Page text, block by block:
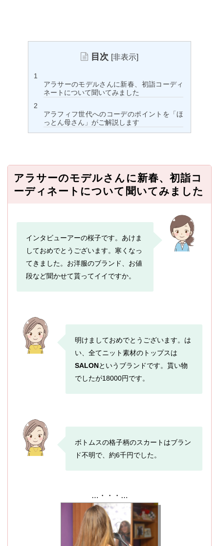
目次 [非表示]
アラサーのモデルさんに新春、初詣コーディ
ネートについて聞いてみました
アラフィフ世代へのコーデのポイントを「ほ
っとん母さん」がご解説します
アラサーのモデルさんに新春、初詣コ
ーディネートについて聞いてみました
インタビューアーの桜子です。あけま
しておめでとうございます。寒くなっ
てきました。お洋服のブランド、お値
段など聞かせて貰ってイイですか。
明けましておめでとうございます。は
い、全てニット素材のトップスは
SALONというブランドです。貰い物
でしたが18000円です。
ボトムスの格子柄のスカートはブラン
ド不明で、約6千円でした。
…・・・…